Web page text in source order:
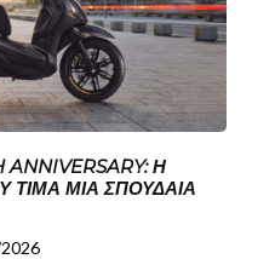
ANNIVERSARY: Η
ΤΙΜΆ ΜΙΑ ΣΠΟΥΔΑΊΑ